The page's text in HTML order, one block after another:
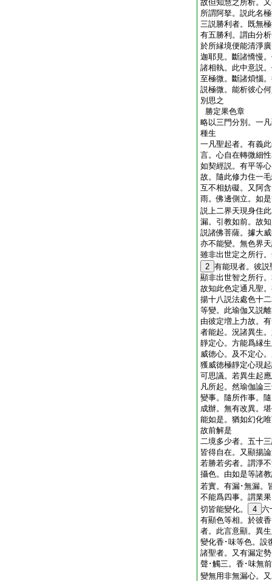
故但知慧之所析。
所謂阿拏。説此名
三説勝利者。既無
有五勝利。謂由分
於所縁境便能清淨
迦耶見。斷諸憍慢
諸相執。此中意説
至極微。斷諸煩惱
説極微。能析彼心
別思之
勝定果色章
略以三門分別。一
種生
一凡聖起者。有義
言。心自在轉微細
如契經説。有平等
故。隨此修力住一
互不相妨礙。又阿
雨。佛邊側立。如
説上二界天現身住
漏。引教如前。故
説諸佛菩薩。據大
亦不能變。無色界
雖非出世定之所行
2 有能現者。彼
顯非出世智之所行
故知此色定通凡聖
揚十八説法處色十
等變。此瑜伽又説
由彼定増上力故。
者能起。況諸異生
靜定心。方能爲縁
威徳心。及不定心
獲威徳極靜定心現
可思議。若異生起
凡所起。然瑜伽論
變事。隨所作事。
成辦。無有改異。
能如是。猶如幻化
故前解是
二境多少者。五十
皆得自在。又顯揚
若勝若劣者。謂淨
攝色。由如是等諸
若實。有漏･無漏。
不能爲四事。謂業
切皆能變化。
4 六
有顯色等相。於彼
者。此言意顯。異
變化香･味等色。設
諸聖者。又有漏定
聲･觸三。香･味無
變無用非無漏心。